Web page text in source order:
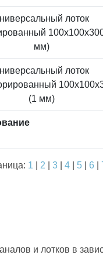
лоток
мм)
лоток
(1 мм)
1 2 3| 4| 5| 6
и лотков в